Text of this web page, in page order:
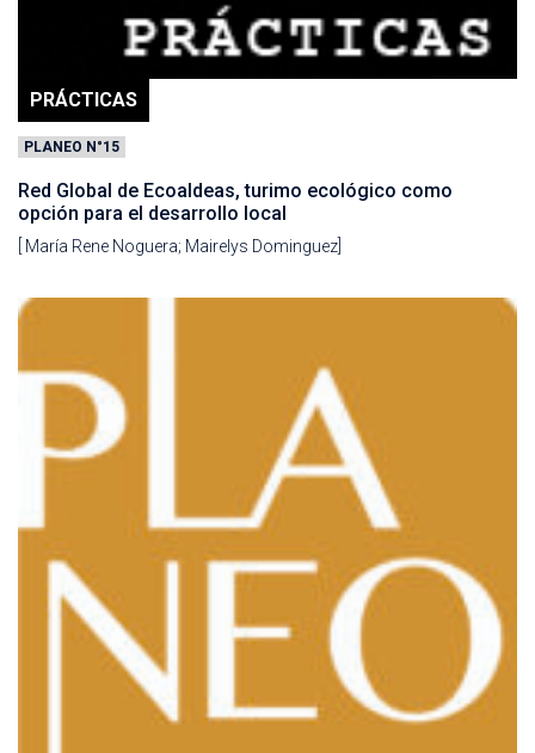
PRÁCTICAS
PLANEO N°15
Red Global de Ecoaldeas, turimo ecológico como
opción para el desarrollo local
[ María Rene Noguera; Mairelys Dominguez]